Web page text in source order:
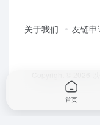
关于我们 友链申
首页